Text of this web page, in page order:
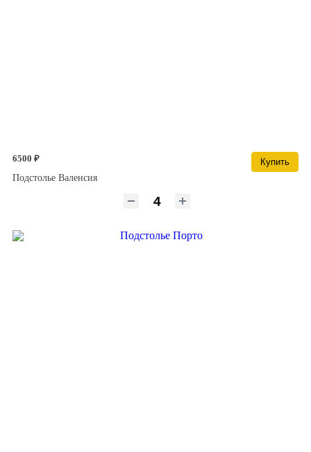
6500 ₽
Купить
Подстолье Валенсия